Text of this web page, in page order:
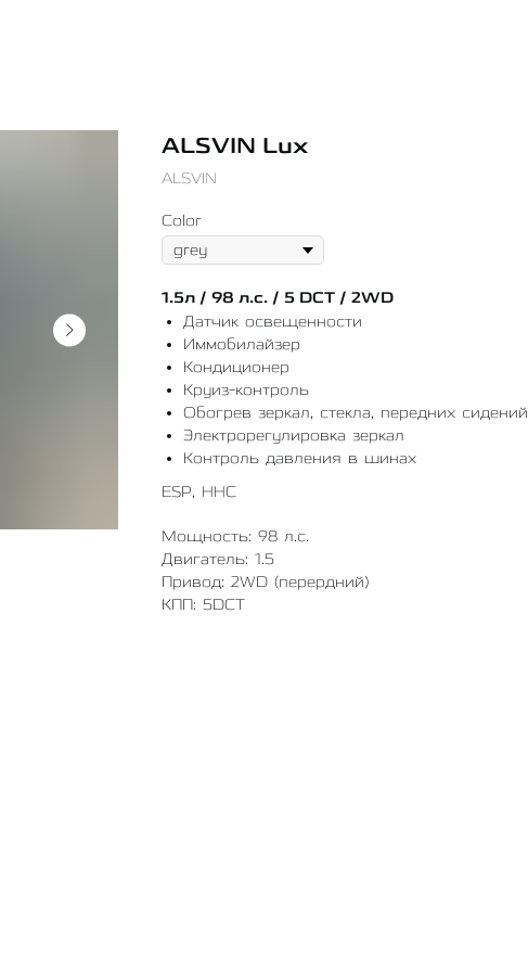
ALSVIN Lux
ALSVIN
Color
1.5л / 98 л.с. / 5 DCT / 2WD
Датчик освещенности
Иммобилайзер
Кондиционер
Круиз-контроль
Обогрев зеркал, стекла, передних сидений
Электрорегулировка зеркал
Контроль давления в шинах
ESP, HHC
Мощность: 98 л.с.
Двигатель: 1.5
Привод: 2WD (перердний)
КПП: 5DCT